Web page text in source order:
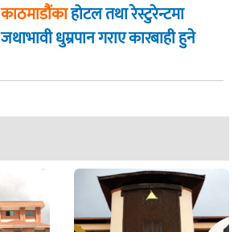
काठमाडौंकाहोटल तथा रेस्टुरेन्टमा
जथाभावी धुम्रपान गराए कारबाही हुने